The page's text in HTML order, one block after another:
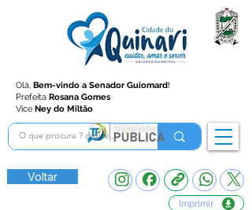
Olá, Bem-vindo a Senador Guiomard!
Prefeita Rosana Gomes
Vice Ney do Miltão
Voltar
Imprimir